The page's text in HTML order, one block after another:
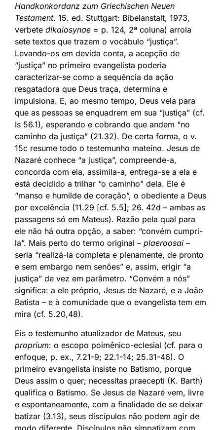
Handkonkordanz zum Griechischen Neuen
Testament. 15. ed. Stuttgart: Bibelanstalt, 1973,
verbete dikaiosynae = p. 124, 2ª coluna) arrola
sete textos que trazem o vocábulo “justiça”.
Levando-os em devida conta, a acepção de
“justiça” no primeiro evangelista poderia
caracterizar-se como a sequência da ação
resgatadora que Deus traça, determina e
impulsiona. E, ao mesmo tempo, Deus vela para
que as pessoas se enquadrem em sua “justiça” (cf.
Is 56.1), esperando e cobrando que andem “no
caminho da justiça” (21.32). De certa forma, o v.
15c resume todo o testemunho mateíno. Jesus de
Nazaré conhece “a justiça”, compreende-a,
concorda com ela, assimila-a, entrega-se a ela e
está decidido a trilhar “o caminho” dela. Ele é
“manso e humilde de coração”, o obediente a Deus
por excelência (11.29 [cf. 5.5]; 26. 42d – ambas as
passagens só em Mateus). Razão pela qual para
ele não há outra opção, a saber: “convém cumpri-
la”. Mais perto do termo original – plaeroosai –
seria “realizá-la completa e plenamente, de pronto
e sem embargo nem senões” e, assim, erigir “a
justiça” de vez em parâmetro. “Convém a nós”
significa: a ele próprio, Jesus de Nazaré, e a João
Batista – e à comunidade que o evangelista tem em
mira (cf. 5.20,48).
Eis o testemunho atualizador de Mateus, seu
proprium: o escopo poimênico-eclesial (cf. para o
enfoque, p. ex., 7.21-9; 22.1-14; 25.31-46). O
primeiro evangelista insiste no Batismo, porque
Deus assim o quer; necessitas praecepti (K. Barth)
qualifica o Batismo. Se Jesus de Nazaré vem, livre
e espontaneamente, com a finalidade de se deixar
batizar (3.13), seus discípulos não podem agir de
modo diferente. Discípulos não simpatizam com